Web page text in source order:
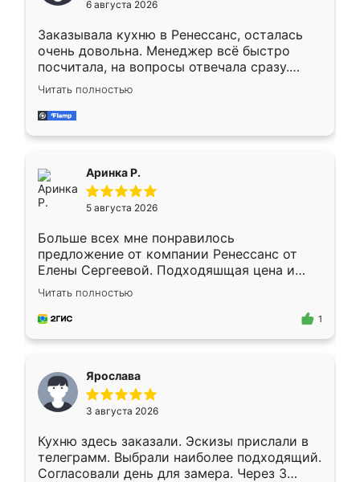
мебели буду заказывать только здесь.
6 августа 2026
Заказывала кухню в Ренессанс, осталась
очень довольна. Менеджер всё быстро
посчитала, на вопросы отвечала сразу.
Замерщик приехал в субботу, подошёл к
делу со всей ответственностью. Собрали
за день, ребята работали аккуратно, даже
Читать полностью
Аринка Р.
5 августа 2026
Больше всех мне понравилось
предложение от компании Ренессанс от
Елены Сергеевой. Подходяшщая цена и
короткие сроки изготовления. Приехавший
для замера сотрудник Владислав
предложил по моему эскизу самый
Читать полностью
1
Ярослава
3 августа 2026
Кухню здесь заказали. Эскизы прислали в
телеграмм. Выбрали наиболее подходящий.
Согласовали день для замера. Через 3